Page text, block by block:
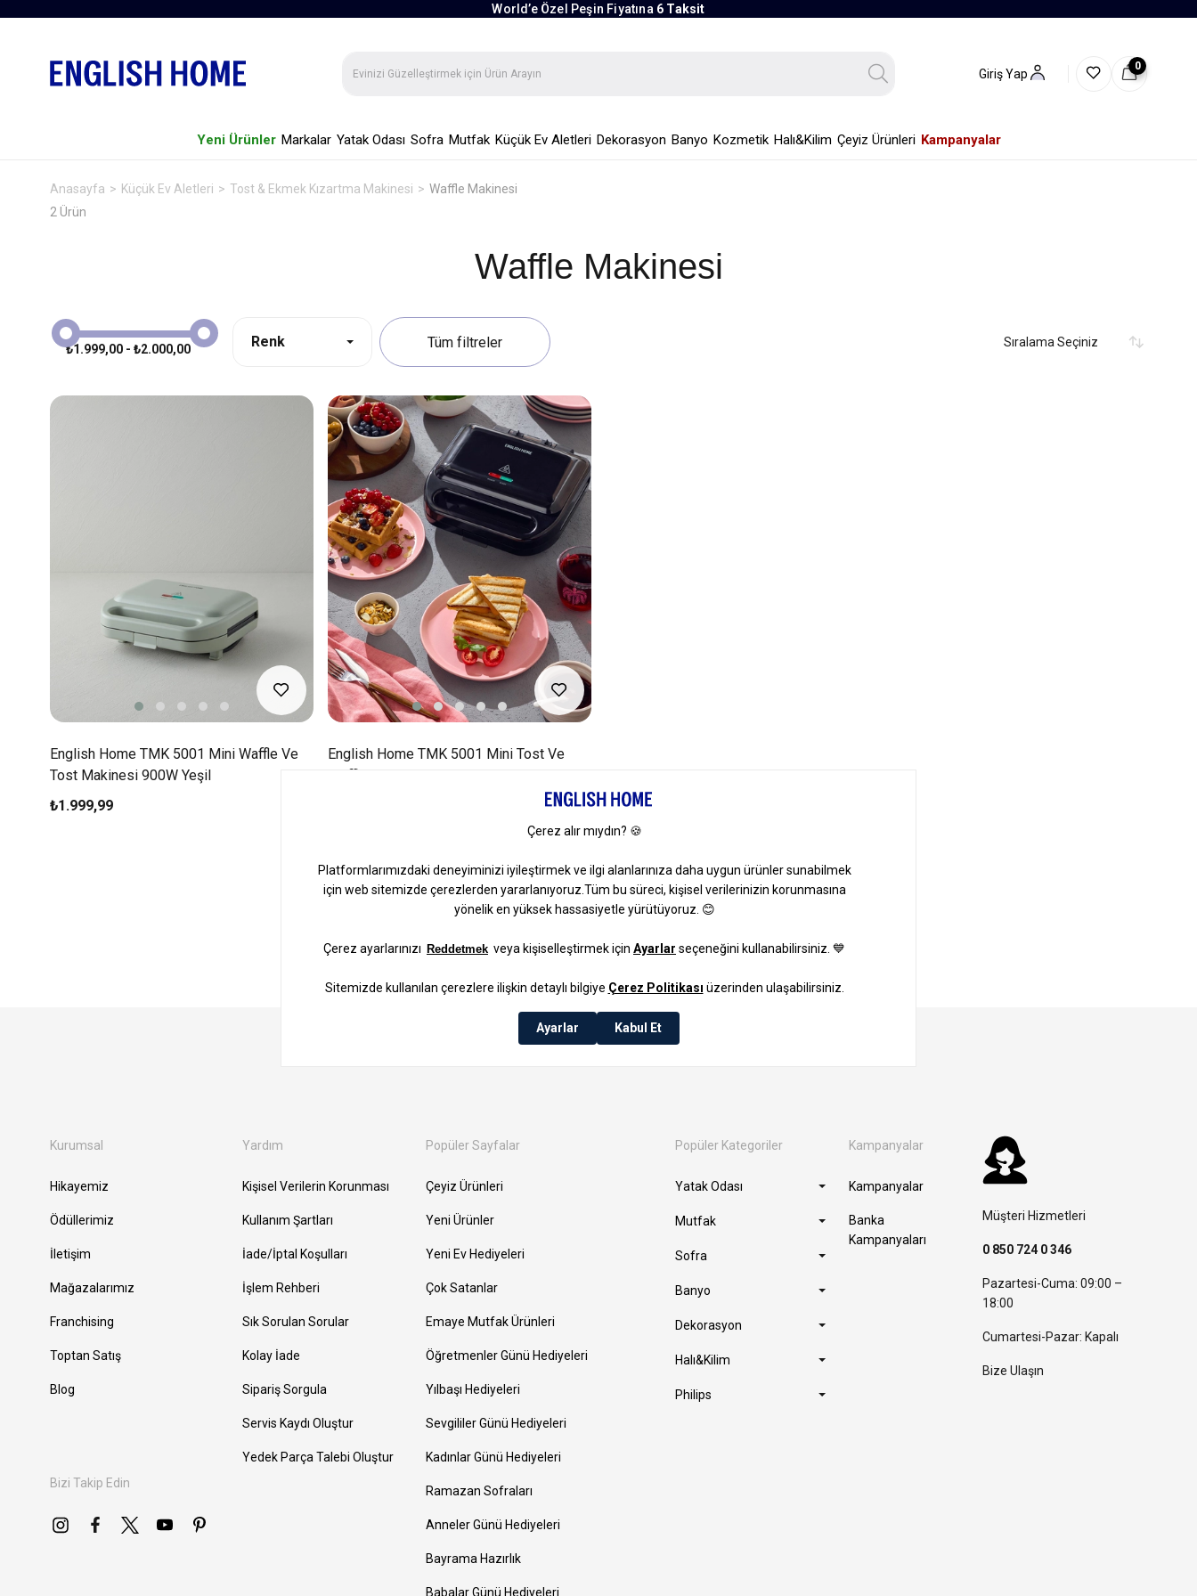
World’e Özel Peşin Fiyatına 6 Taksit
Giriş Yap
0
Yeni Ürünler Markalar Yatak Odası Sofra Mutfak Küçük Ev Aletleri Dekorasyon Banyo Kozmetik Halı&Kilim Çeyiz Ürünleri Kampanyalar
Anasayfa Küçük Ev Aletleri Tost & Ekmek Kızartma Makinesi
Waffle Makinesi
2 Ürün
Waffle Makinesi
₺1.999,00 - ₺2.000,00 Renk
English Home TMK 5001 Mini Waffle Ve
Tost Makinesi 900W Yeşil
₺1.999,99
English Home TMK 5001 Mini Tost Ve
Waffle Makinesi Siyah
1
Kurumsal
Hikayemiz
Ödüllerimiz
İletişim
Mağazalarımız
Franchising
Toptan Satış
Blog
Bizi Takip Edin
Yardım
Kişisel Verilerin Korunması
Kullanım Şartları
İade/İptal Koşulları
İşlem Rehberi
Sık Sorulan Sorular
Kolay İade
Sipariş Sorgula
Servis Kaydı Oluştur
Yedek Parça Talebi Oluştur
Popüler Sayfalar
Çeyiz Ürünleri
Yeni Ürünler
Yeni Ev Hediyeleri
Çok Satanlar
Emaye Mutfak Ürünleri
Öğretmenler Günü Hediyeleri
Yılbaşı Hediyeleri
Sevgililer Günü Hediyeleri
Kadınlar Günü Hediyeleri
Ramazan Sofraları
Anneler Günü Hediyeleri
Bayrama Hazırlık
Babalar Günü Hediyeleri
Popüler Kategoriler
Yatak Odası
Mutfak
Sofra
Banyo
Dekorasyon
Halı&Kilim
Philips
Kampanyalar
Kampanyalar
Banka
Kampanyaları
Müşteri Hizmetleri
0 850 724 0 346
Pazartesi-Cuma: 09:00 –
18:00
Cumartesi-Pazar: Kapalı
Bize Ulaşın